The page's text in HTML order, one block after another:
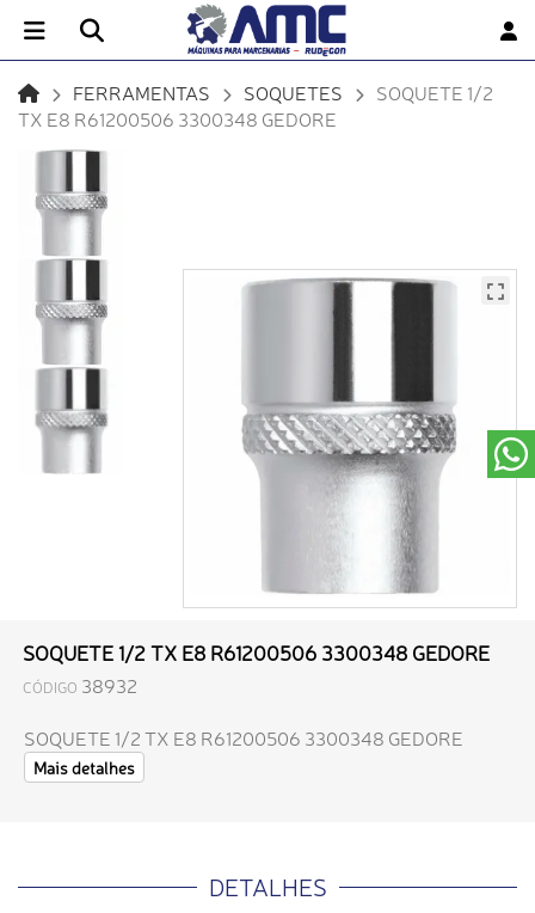
FERRAMENTAS SOQUETES
SOQUETE 1/2
TX E8 R61200506 3300348 GEDORE
SOQUETE 1/2 TX E8 R61200506 3300348 GEDORE
CÓDIGO 38932
SOQUETE 1/2 TX E8 R61200506 3300348 GEDORE
Mais detalhes
DETALHES